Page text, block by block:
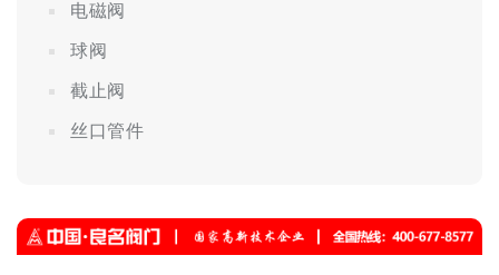
电磁阀
球阀
截止阀
丝口管件